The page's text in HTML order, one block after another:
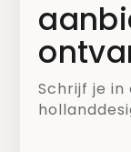
Schrijf je
we een
rijtje gezet